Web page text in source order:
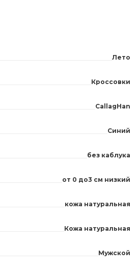
Лето
Кроссовки
CallagHan
Синий
без каблука
от 0 до3 см низкий
кожа натуральная
Кожа натуральная
Мужской